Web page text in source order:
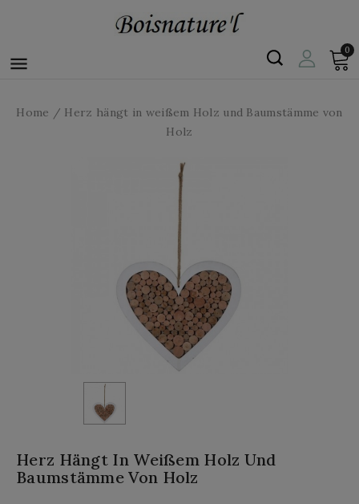

0
Home
Herz hängt in weißem Holz und Baumstämme von
Holz
Herz Hängt In Weißem Holz Und
Baumstämme Von Holz